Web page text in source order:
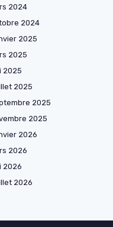
2024
2024
2025
2025
2025
2025
2025
2025
2026
2026
2026
2026